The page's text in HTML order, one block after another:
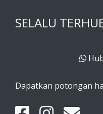
SELALU
Dapatkan potongan